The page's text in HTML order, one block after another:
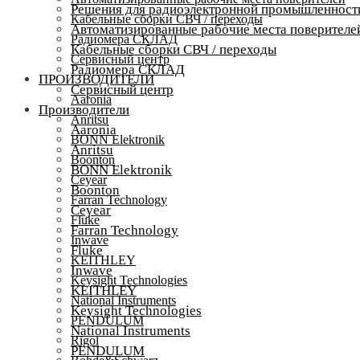
Кабельные сборки СВЧ / переходы
Радиомера СКЛАД
Сервисный центр
ПРОИЗВОДИТЕЛИ
Aaronia
Anritsu
BONN Elektronik
Boonton
Ceyear
Farran Technology
Fluke
Inwave
KEITHLEY
Keysight Technologies
National Instruments
PENDULUM
Rigol
Решения для радиоэлектронной
Автоматизированные рабочие места
Кабельные сборки СВЧ / переходы
Радиомера СКЛАД
Сервисный центр
Производители
Aaronia
Anritsu
BONN Elektronik
Boonton
Ceyear
Farran Technology
Fluke
Inwave
KEITHLEY
Keysight Technologies
National Instruments
PENDULUM